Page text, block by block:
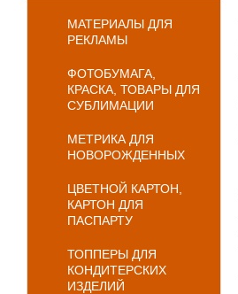
МАТЕРИАЛЫ ДЛЯ
РЕКЛАМЫ
ФОТОБУМАГА,
КРАСКА, ТОВАРЫ ДЛЯ
СУБЛИМАЦИИ
МЕТРИКА ДЛЯ
НОВОРОЖДЕННЫХ
ЦВЕТНОЙ КАРТОН,
КАРТОН ДЛЯ
ПАСПАРТУ
ТОППЕРЫ ДЛЯ
КОНДИТЕРСКИХ
ИЗДЕЛИЙ